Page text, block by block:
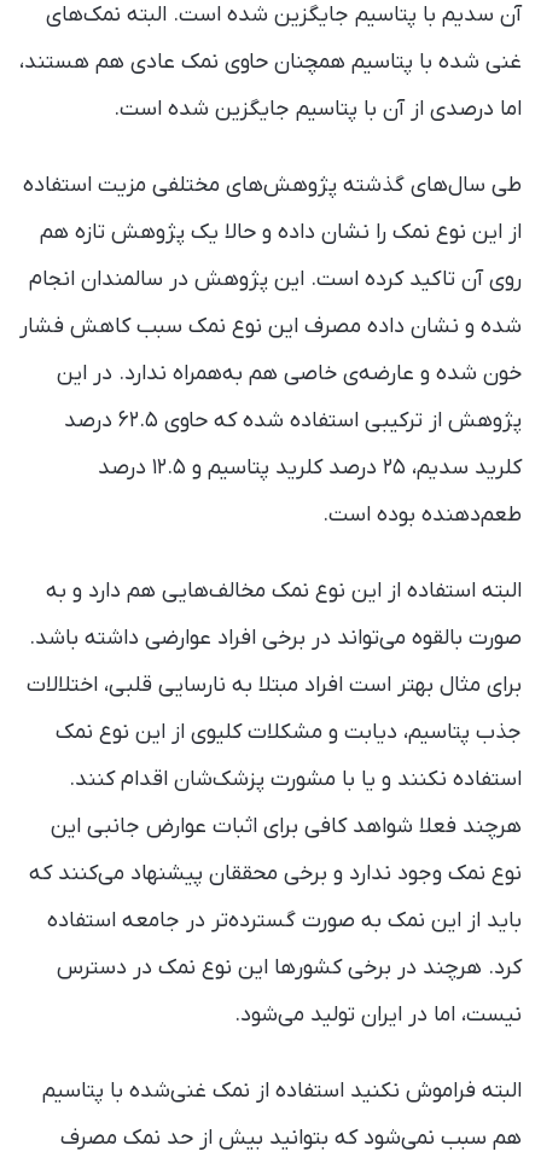
آن سدیم با پتاسیم جایگزین شده است. البته نمک‌های
غنی شده با پتاسیم همچنان حاوی نمک عادی هم هستند،
اما درصدی از آن با پتاسیم جایگزین شده است.
طی سال‌های گذشته پژوهش‌های مختلفی مزیت استفاده
از این نوع نمک را نشان داده و حالا یک پژوهش تازه هم
روی آن تاکید کرده است. این پژوهش در سالمندان انجام
شده و نشان داده مصرف این نوع نمک سبب کاهش فشار
خون شده و عارضه‌ی خاصی هم به‌همراه ندارد. در این
پژوهش از ترکیبی استفاده شده که حاوی ۶۲.۵ درصد
کلرید سدیم، ۲۵ درصد کلرید پتاسیم و ۱۲.۵ درصد
طعم‌دهنده بوده است.
البته استفاده از این نوع نمک مخالف‌هایی هم دارد و به
صورت بالقوه می‌تواند در برخی افراد عوارضی داشته باشد.
برای مثال بهتر است افراد مبتلا به نارسایی قلبی، اختلالات
جذب پتاسیم، دیابت و مشکلات کلیوی از این نوع نمک
استفاده نکنند و یا با مشورت پزشک‌شان اقدام کنند.
هرچند فعلا شواهد کافی برای اثبات عوارض جانبی این
نوع نمک وجود ندارد و برخی محققان پیشنهاد می‌کنند که
باید از این نمک به صورت گسترده‌تر در جامعه استفاده
کرد. هرچند در برخی کشورها این نوع نمک در دسترس
نیست، اما در ایران تولید می‌شود.
البته فراموش نکنید استفاده از نمک غنی‌شده با پتاسیم
هم سبب نمی‌شود که بتوانید بیش از حد نمک مصرف